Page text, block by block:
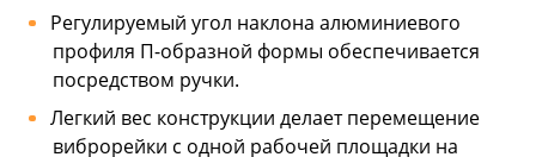
Регулируемый угол наклона алюминиевого
профиля П-образной формы обеспечивается
посредством ручки.
Легкий вес конструкции делает перемещение
виброрейки с одной рабочей площадки на